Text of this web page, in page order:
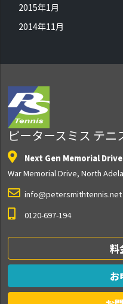
2015年1月
2014年11月
ピータースミス テニ
Next Gen Memorial Drive
War Memorial Drive, North
info@petersmithtennis.net
0120-697-194
料
お